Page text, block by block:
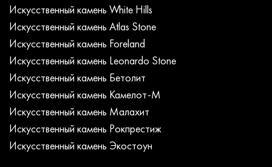
Искусcтвенный камень White Hills
Искусcтвенный камень Atlas Stone
Искусcтвенный камень Foreland
Искусcтвенный камень Leonardo Stone
Искусcтвенный камень Бетолит
Искусcтвенный камень Камелот-М
Искусcтвенный камень Малахит
Искусcтвенный камень Рокпрестиж
Искусcтвенный камень Экостоун